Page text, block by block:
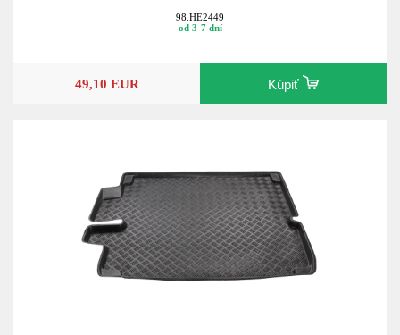
98.HE2449
od 3-7 dní
49,10 EUR Kúpiť